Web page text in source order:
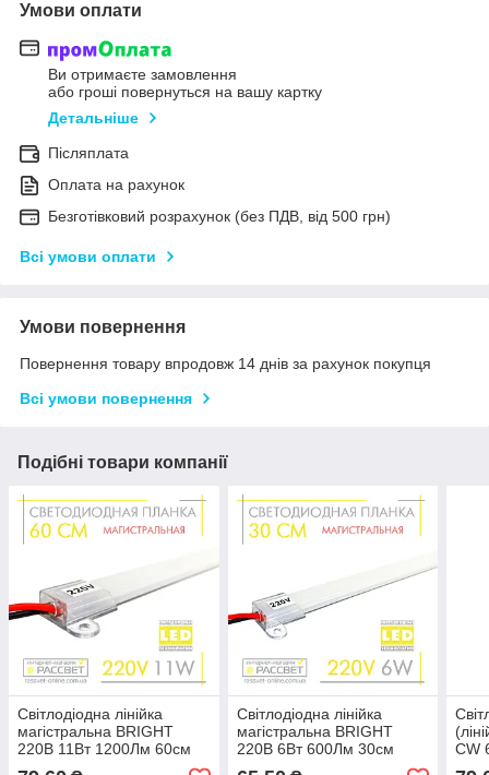
Умови оплати
Ви отримаєте замовлення
або гроші повернуться на вашу картку
Детальніше
Післяплата
Оплата на рахунок
Безготівковий розрахунок (без ПДВ, від 500 грн)
Всі умови оплати
Умови повернення
Повернення товару впродовж 14 днів за рахунок покупця
Всі умови повернення
Подібні товари компанії
Світлодіодна лінійка
магістральна BRIGHT
220В 11Вт 1200Лм 60см
(LED планка матова) СW
Світлодіодна лінійка
магістральна BRIGHT
220В 6Вт 600Лм 30см
(LED планка матова) СW
CW